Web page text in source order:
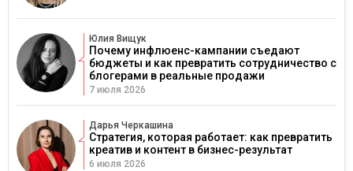
Юлия Вищук
Почему инфлюенс-кампании съедают
бюджеты и как превратить сотрудничество с
блогерами в реальные продажи
7 июля 2026
Дарья Черкашина
Стратегия, которая работает: как превратить
креатив и контент в бизнес-результат
6 июля 2026